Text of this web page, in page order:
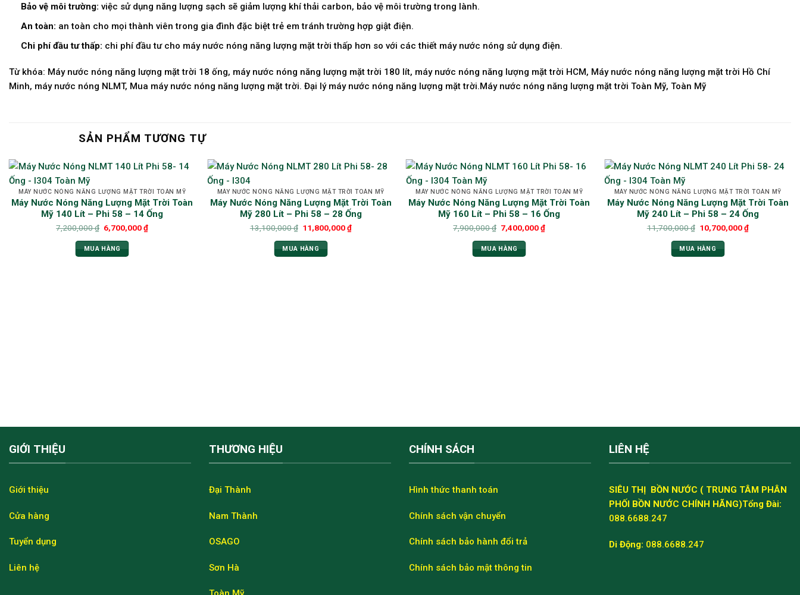
Bảo vệ môi trường: việc sử dụng năng lượng sạch sẽ giảm lượng khí thải carbon, bảo vệ môi trường trong lành.
An toàn: an toàn cho mọi thành viên trong gia đình đặc biệt trẻ em tránh trường hợp giật điện.
Chi phí đầu tư thấp: chi phí đầu tư cho máy nước nóng năng lượng mặt trời thấp hơn so với các thiết máy nước nóng sử dụng điện.
Từ khóa: Máy nước nóng năng lượng mặt trời 18 ống, máy nước nóng năng lượng mặt trời 180 lít, máy nước nóng năng lượng mặt trời HCM, Máy nước nóng năng lượng mặt trời Hồ Chí
Minh, máy nước nóng NLMT, Mua máy nước nóng năng lượng mặt trời. Đại lý máy nước nóng năng lượng mặt trời.Máy nước nóng năng lượng mặt trời Toàn Mỹ, Toàn Mỹ
SẢN PHẨM TƯƠNG TỰ
MÁY NƯỚC NÓNG NĂNG LƯỢNG MẶT TRỜI TOÀN MỸ
Máy Nước Nóng Năng Lượng Mặt Trời Toàn
Mỹ 140 Lít – Phi 58 – 14 Ống
7,200,000₫ 6,700,000₫
MUA HÀNG
MÁY NƯỚC NÓNG NĂNG LƯỢNG MẶT TRỜI TOÀN MỸ
Máy Nước Nóng Năng Lượng Mặt Trời Toàn
Mỹ 280 Lít – Phi 58 – 28 Ống
13,100,000₫ 11,800,000₫
MUA HÀNG
MÁY NƯỚC NÓNG NĂNG LƯỢNG MẶT TRỜI TOÀN MỸ
Máy Nước Nóng Năng Lượng Mặt Trời Toàn
Mỹ 160 Lít – Phi 58 – 16 Ống
7,900,000₫ 7,400,000₫
MUA HÀNG
MÁY NƯỚC NÓNG NĂNG LƯỢNG MẶT TRỜI TOÀN MỸ
Máy Nước Nóng Năng Lượng Mặt Trời Toàn
Mỹ 240 Lít – Phi 58 – 24 Ống
11,700,000₫ 10,700,000₫
MUA HÀNG
GIỚI THIỆU
Giới thiệu
Cửa hàng
Tuyển dụng
Liên hệ
THƯƠNG HIỆU
Đại Thành
Nam Thành
OSAGO
Sơn Hà
CHÍNH SÁCH
Hình thức thanh toán
Chính sách vận chuyển
Chính sách bảo hành đổi trả
Chính sách bảo mật thông tin
LIÊN HỆ
SIÊU THỊ BỒN NƯỚC ( TRUNG TÂM PHÂN
PHỐI BỒN NƯỚC CHÍNH HÃNG)Tổng Đài:
088.6688.247
Di Động: 088.6688.247